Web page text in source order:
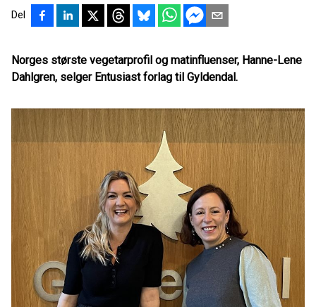
Del
Norges største vegetarprofil og matinfluenser, Hanne-Lene
Dahlgren, selger Entusiast forlag til Gyldendal.